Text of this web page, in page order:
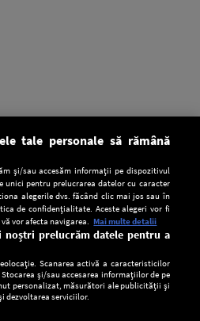
tale personale să rămână
și/sau accesăm informații pe dispozitivul
unici pentru prelucrarea datelor cu caracter
alegerile dvs. făcând clic mai jos sau în
de confidențialitate. Aceste alegeri vor fi
vor afecta navigarea. Mai multe detalii
prelucrăm datele pentru a
Scanarea activă a caracteristicilor
și/sau accesarea informațiilor de pe
personalizat, măsurători ale publicității și
dezvoltarea serviciilor.